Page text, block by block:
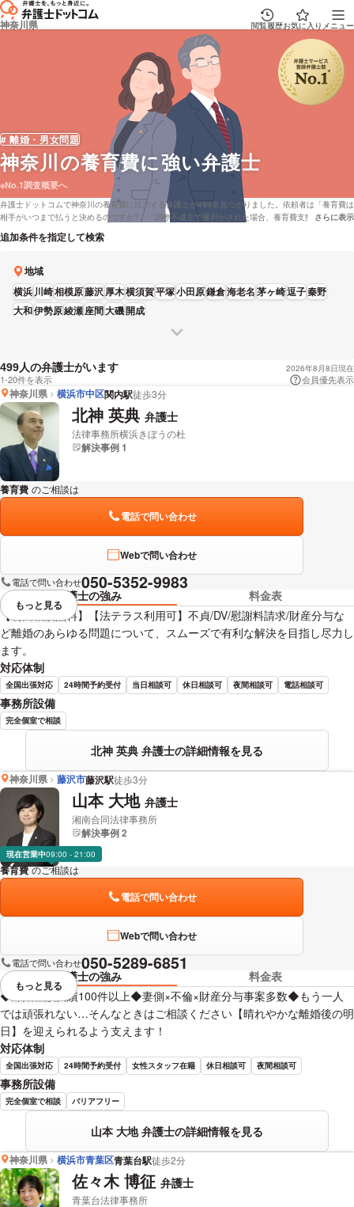
神奈川県 閲覧履歴お気に入り メニュー
# 離婚・男女問題
神奈川の養育費に強い弁護士
※No.1調査概要へ
弁護士ドットコムで神奈川の養育費に注力する弁護士が499名見つかりました。依頼者は「養育費は
相手がいつまで払うと決めるのですか?」「調停不成立で審判がされた場合、養育費支払いの為に給
料の差し押さえ等が出来ないと言った事でしょうか?」といった疑問をもっております。弁護士ドッ
トコムでは着手金無料で面談している神奈川の弁護士や弁護士費用などの相談を電話でも面談して
が専門の弁護士や弁護士の選び方は詳しく下調べをしたけれど、神奈川周辺の弁護士または法律事
務所を料金で比較したい」などの要望にも対応することができます。弁護士によっては「妻からの
過大な養育費及び不当な慰謝料請求問題」などの解決実績もあります。弁護士の中には「ご依頼者
がご納得いただく事が一番ですので、複数のプランとその後の見通しをご説明し、ご納得いただけ
るプランをお選びいただければと思います。」とおっしゃる方もおります。養育費で心配事がある
方は弁護士ドットコムに登録弁護士22,835人から、成功報酬金額や資格などの希望を踏まえて、自
説明文の
さらに表示
追加条件を指定して検索
地域
横浜川崎相模原藤沢厚木横須賀平塚小田原鎌倉海老名茅ヶ崎逗子秦野
大和伊勢原綾瀬座間大磯開成
499人の弁護士がいます 2026年8月8日現在
1-20件を表示 会員優先表示
神奈川県 横浜市中区関内駅徒歩3分
北神 英典 弁護士
法律事務所横浜きぼうの杜
解決事例 1
養育費 のご相談は
電話で問い合わせ
Webで問い合わせ
電話で問い合わせ050-5352-9983
弁護士の強み
料金表
【初回相談無料】【法テラス利用可】不貞/DV/慰謝料請求/財産分与な
ど離婚のあらゆる問題について、スムーズで有利な解決を目指し尽力し
ます。
対応体制
全国出張対応 24時間予約受付 当日相談可 休日相談可 夜間相談可 電話相談可
事務所設備
完全個室で相談
北神 英典 弁護士の詳細情報を見る
視覚的に省略されている要素を
もっと見る
神奈川県 藤沢市藤沢駅徒歩3分
山本 大地 弁護士
湘南合同法律事務所
解決事例 2
現在営業中09:00 - 21:00
養育費 のご相談は
電話で問い合わせ
Webで問い合わせ
電話で問い合わせ050-5289-6851
弁護士の強み
料金表
◆離婚相談実績100件以上◆妻側×不倫×財産分与事案多数◆もう一人
では頑張れない…そんなときはご相談ください【晴れやかな離婚後の明
日】を迎えられるよう支えます！
対応体制
全国出張対応 24時間予約受付 女性スタッフ在籍 休日相談可 夜間相談可
事務所設備
完全個室で相談 バリアフリー
山本 大地 弁護士の詳細情報を見る
視覚的に省略されている要素を
もっと見る
神奈川県 横浜市青葉区青葉台駅徒歩2分
佐々木 博征 弁護士
青葉台法律事務所